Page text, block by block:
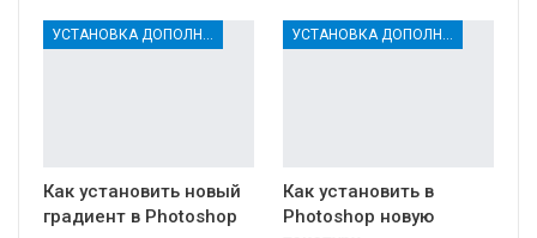
УСТАНОВКА ДОПОЛНЕНИЙ
Как установить новый
градиент в Photoshop
УСТАНОВКА ДОПОЛНЕНИЙ
Как установить в
Photoshop новую